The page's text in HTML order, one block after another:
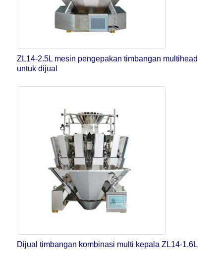
ZL14-2.5L mesin pengepakan timbangan multihead
untuk dijual
Dijual timbangan kombinasi multi kepala ZL14-1.6L